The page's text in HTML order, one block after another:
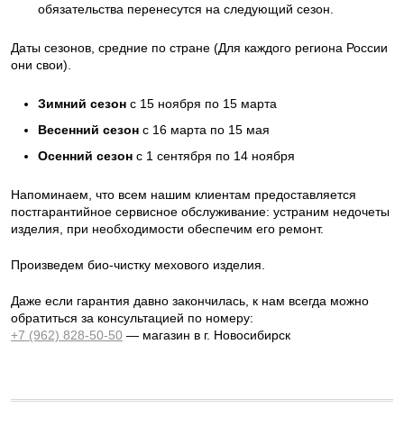
обязательства перенесутся на следующий сезон.
Даты сезонов, средние по стране (Для каждого региона России
они свои).
Зимний сезон с 15 ноября по 15 марта
Весенний сезон с 16 марта по 15 мая
Осенний сезон с 1 сентября по 14 ноября
Напоминаем, что всем нашим клиентам предоставляется
постгарантийное сервисное обслуживание: устраним недочеты
изделия, при необходимости обеспечим его ремонт.
Произведем био-чистку мехового изделия.
Даже если гарантия давно закончилась, к нам всегда можно
обратиться за консультацией по номеру:
+7 (962) 828-50-50 — магазин в г. Новосибирск